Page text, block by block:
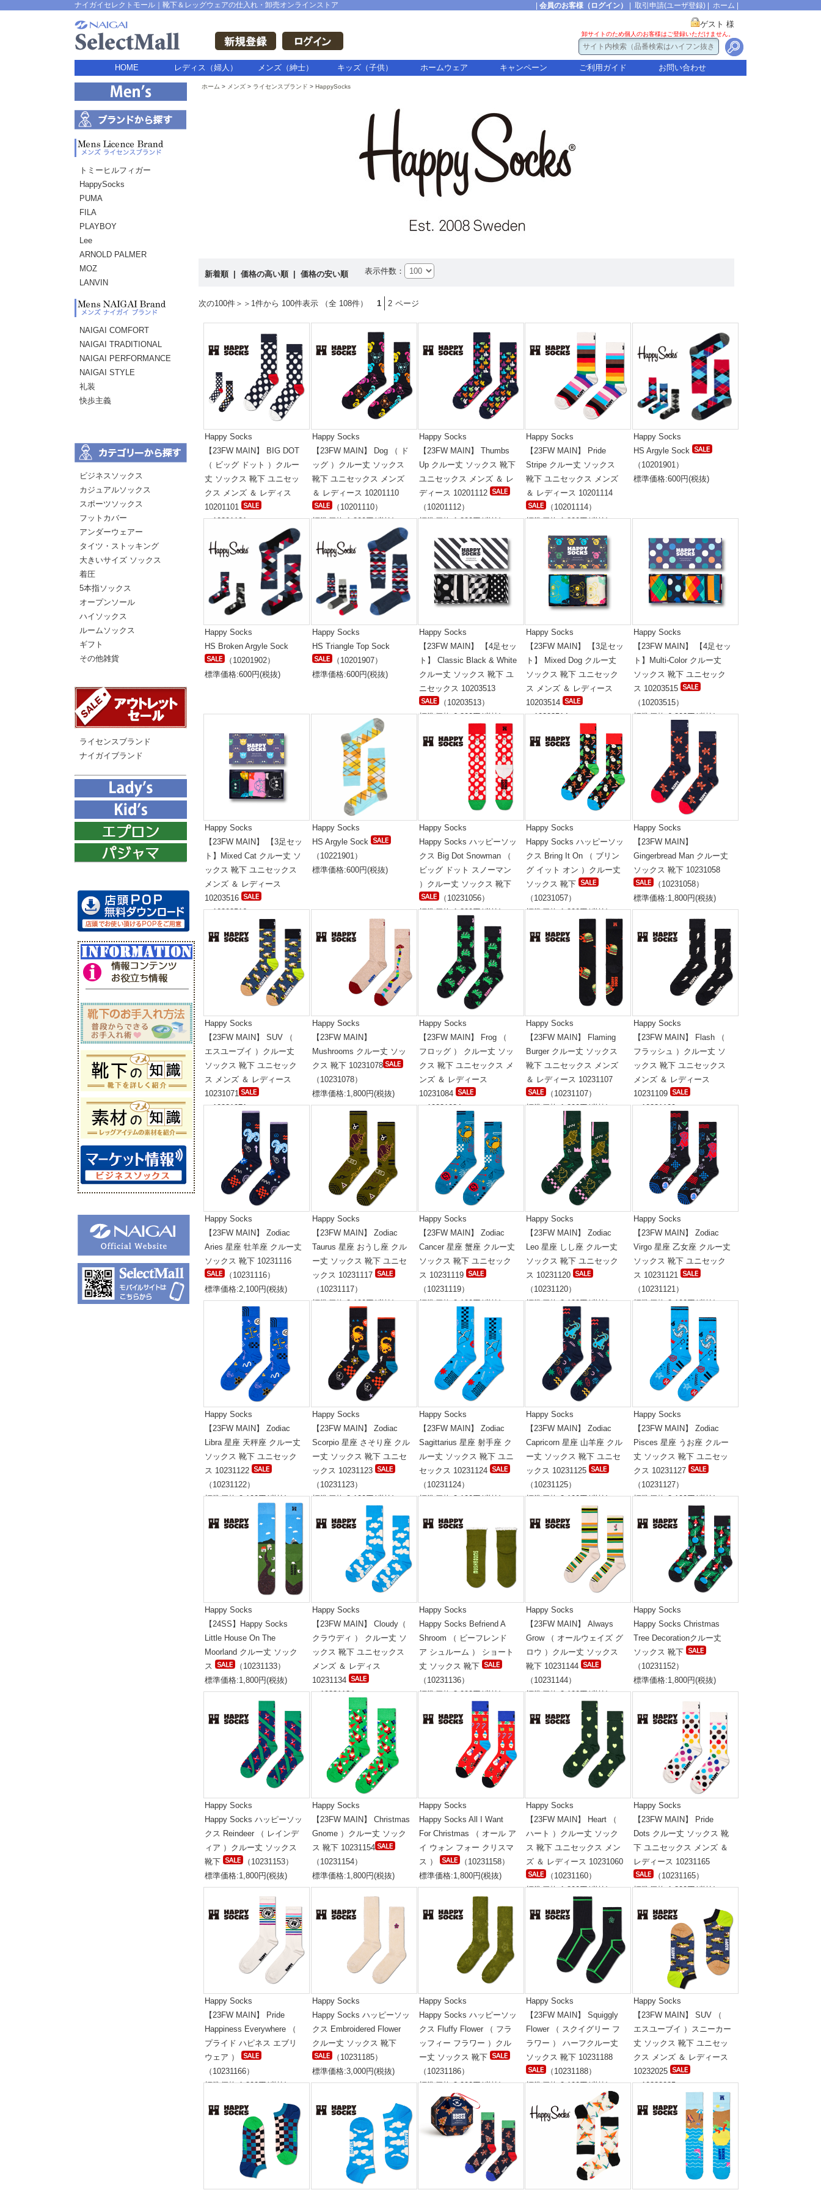
ナイガイセレクトモール｜靴下＆レッグウェアの仕入れ・卸売オンラインストア 会員のお客様（ログイン） 取引申請(ユーザ登録) ホーム
ゲスト 様
卸サイトのため個人のお客様はご登録いただけません。
HOME レディス（婦人） メンズ（紳士） キッズ（子供） ホームウェア キャンペーン ご利用ガイド お問い合わせ
トミーヒルフィガー
HappySocks
PUMA
FILA
PLAYBOY
Lee
ARNOLD PALMER
MOZ
LANVIN
NAIGAI COMFORT
NAIGAI TRADITIONAL
NAIGAI PERFORMANCE
NAIGAI STYLE
礼装
快歩主義
ビジネスソックス
カジュアルソックス
スポーツソックス
フットカバー
アンダーウェアー
タイツ・ストッキング
大きいサイズ ソックス
着圧
5本指ソックス
オープンソール
ハイソックス
ルームソックス
ギフト
その他雑貨
ライセンスブランド
ナイガイブランド
ホーム メンズ ライセンスブランド HappySocks
新着順 |価格の高い順 |価格の安い順 表示件数：
次の100件＞＞ 1件から 100件表示 （全 108件） 1 2 ページ
Happy Socks
【23FW MAIN】 BIG DOT
（ ビッグ ドット ）クルー
丈 ソックス 靴下 ユニセッ
クス メンズ ＆ レディス
10201101
（10201101）
標準価格:1,800円(税抜)
Happy Socks
【23FW MAIN】 Dog （ ド
ッグ ）クルー丈 ソックス
靴下 ユニセックス メンズ
＆ レディース 10201110
（10201110）
標準価格:1,800円(税抜)
Happy Socks
【23FW MAIN】 Thumbs
Up クルー丈 ソックス 靴下
ユニセックス メンズ ＆ レ
ディース 10201112
（10201112）
標準価格:1,800円(税抜)
Happy Socks
【23FW MAIN】 Pride
Stripe クルー丈 ソックス
靴下 ユニセックス メンズ
＆ レディース 10201114
（10201114）
標準価格:1,800円(税抜)
Happy Socks
HS Argyle Sock
（10201901）
標準価格:600円(税抜)
Happy Socks
HS Broken Argyle Sock
（10201902）
標準価格:600円(税抜)
Happy Socks
HS Triangle Top Sock
（10201907）
標準価格:600円(税抜)
Happy Socks
【23FW MAIN】 【4足セッ
ト】 Classic Black & White
クルー丈 ソックス 靴下 ユ
ニセックス 10203513
（10203513）
標準価格:6,800円(税抜)
Happy Socks
【23FW MAIN】 【3足セッ
ト】 Mixed Dog クルー丈
ソックス 靴下 ユニセック
ス メンズ ＆ レディース
10203514
（10203514）
標準価格:5,300円(税抜)
Happy Socks
【23FW MAIN】 【4足セッ
ト】Multi-Color クルー丈
ソックス 靴下 ユニセック
ス 10203515
（10203515）
標準価格:6,800円(税抜)
Happy Socks
【23FW MAIN】 【3足セッ
ト】Mixed Cat クルー丈 ソ
ックス 靴下 ユニセックス
メンズ ＆ レディース
10203516
（10203516）
標準価格:5,300円(税抜)
Happy Socks
HS Argyle Sock
（10221901）
標準価格:600円(税抜)
Happy Socks
Happy Socks ハッピーソッ
クス Big Dot Snowman （
ビッグ ドット スノーマン
）クルー丈 ソックス 靴下
（10231056）
標準価格:1,800円(税抜)
Happy Socks
Happy Socks ハッピーソッ
クス Bring It On （ ブリン
グ イット オン ）クルー丈
ソックス 靴下
（10231057）
標準価格:1,800円(税抜)
Happy Socks
【23FW MAIN】
Gingerbread Man クルー丈
ソックス 靴下 10231058
（10231058）
標準価格:1,800円(税抜)
Happy Socks
【23FW MAIN】 SUV （
エスユーブイ ）クルー丈
ソックス 靴下 ユニセック
ス メンズ ＆ レディース
10231071
（10231071）
標準価格:1,800円(税抜)
Happy Socks
【23FW MAIN】
Mushrooms クルー丈 ソッ
クス 靴下 10231078
（10231078）
標準価格:1,800円(税抜)
Happy Socks
【23FW MAIN】 Frog （
フロッグ ） クルー丈 ソッ
クス 靴下 ユニセックス メ
ンズ ＆ レディース
10231084
（10231084）
標準価格:1,800円(税抜)
Happy Socks
【23FW MAIN】 Flaming
Burger クルー丈 ソックス
靴下 ユニセックス メンズ
＆ レディース 10231107
（10231107）
標準価格:1,800円(税抜)
Happy Socks
【23FW MAIN】 Flash （
フラッシュ ）クルー丈 ソ
ックス 靴下 ユニセックス
メンズ ＆ レディース
10231109
（10231109）
標準価格:1,800円(税抜)
Happy Socks
【23FW MAIN】 Zodiac
Aries 星座 牡羊座 クルー丈
ソックス 靴下 10231116
（10231116）
標準価格:2,100円(税抜)
Happy Socks
【23FW MAIN】 Zodiac
Taurus 星座 おうし座 クル
ー丈 ソックス 靴下 ユニセ
ックス 10231117
（10231117）
標準価格:2,100円(税抜)
Happy Socks
【23FW MAIN】 Zodiac
Cancer 星座 蟹座 クルー丈
ソックス 靴下 ユニセック
ス 10231119
（10231119）
標準価格:2,100円(税抜)
Happy Socks
【23FW MAIN】 Zodiac
Leo 星座 しし座 クルー丈
ソックス 靴下 ユニセック
ス 10231120
（10231120）
標準価格:2,100円(税抜)
Happy Socks
【23FW MAIN】 Zodiac
Virgo 星座 乙女座 クルー丈
ソックス 靴下 ユニセック
ス 10231121
（10231121）
標準価格:2,100円(税抜)
Happy Socks
【23FW MAIN】 Zodiac
Libra 星座 天秤座 クルー丈
ソックス 靴下 ユニセック
ス 10231122
（10231122）
標準価格:2,100円(税抜)
Happy Socks
【23FW MAIN】 Zodiac
Scorpio 星座 さそり座 クル
ー丈 ソックス 靴下 ユニセ
ックス 10231123
（10231123）
標準価格:2,100円(税抜)
Happy Socks
【23FW MAIN】 Zodiac
Sagittarius 星座 射手座 ク
ルー丈 ソックス 靴下 ユニ
セックス 10231124
（10231124）
標準価格:2,100円(税抜)
Happy Socks
【23FW MAIN】 Zodiac
Capricorn 星座 山羊座 クル
ー丈 ソックス 靴下 ユニセ
ックス 10231125
（10231125）
標準価格:2,100円(税抜)
Happy Socks
【23FW MAIN】 Zodiac
Pisces 星座 うお座 クルー
丈 ソックス 靴下 ユニセッ
クス 10231127
（10231127）
標準価格:2,100円(税抜)
Happy Socks
【24SS】Happy Socks
Little House On The
Moorland クルー丈 ソック
ス
（10231133）
標準価格:1,800円(税抜)
Happy Socks
【23FW MAIN】 Cloudy（
クラウディ ） クルー丈 ソ
ックス 靴下 ユニセックス
メンズ ＆ レディス
10231134
（10231134）
標準価格:1,800円(税抜)
Happy Socks
Happy Socks Befriend A
Shroom （ ビーフレンド
ア シュルーム ） ショート
丈 ソックス 靴下
（10231136）
標準価格:3,000円(税抜)
Happy Socks
【23FW MAIN】 Always
Grow （ オールウェイズ グ
ロウ ）クルー丈 ソックス
靴下 10231144
（10231144）
標準価格:2,100円(税抜)
Happy Socks
Happy Socks Christmas
Tree Decorationクルー丈
ソックス 靴下
（10231152）
標準価格:1,800円(税抜)
Happy Socks
Happy Socks ハッピーソッ
クス Reindeer （ レインデ
ィア ）クルー丈 ソックス
靴下
（10231153）
標準価格:1,800円(税抜)
Happy Socks
【23FW MAIN】 Christmas
Gnome ）クルー丈 ソック
ス 靴下 10231154
（10231154）
標準価格:1,800円(税抜)
Happy Socks
Happy Socks All I Want
For Christmas （ オール ア
イ ウォン フォー クリスマ
ス ）
（10231158）
標準価格:1,800円(税抜)
Happy Socks
【23FW MAIN】 Heart （
ハート ）クルー丈 ソック
ス 靴下 ユニセックス メン
ズ ＆ レディース 10231060
（10231160）
標準価格:1,800円(税抜)
Happy Socks
【23FW MAIN】 Pride
Dots クルー丈 ソックス 靴
下 ユニセックス メンズ ＆
レディース 10231165
（10231165）
標準価格:1,800円(税抜)
Happy Socks
【23FW MAIN】 Pride
Happiness Everywhere （
プライド ハピネス エブリ
ウェア ）
（10231166）
標準価格:1,800円(税抜)
Happy Socks
Happy Socks ハッピーソッ
クス Embroidered Flower
クルー丈 ソックス 靴下
（10231185）
標準価格:3,000円(税抜)
Happy Socks
Happy Socks ハッピーソッ
クス Fluffy Flower （ フラ
ッフィー フラワー ）クル
ー丈 ソックス 靴下
（10231186）
標準価格:3,000円(税抜)
Happy Socks
【23FW MAIN】 Squiggly
Flower （ スクイグリー フ
ラワー ） ハーフクルー丈
ソックス 靴下 10231188
（10231188）
標準価格:2,100円(税抜)
Happy Socks
【23FW MAIN】 SUV （
エスユーブイ ）スニーカー
丈 ソックス 靴下 ユニセッ
クス メンズ ＆ レディース
10232025
（10232025）